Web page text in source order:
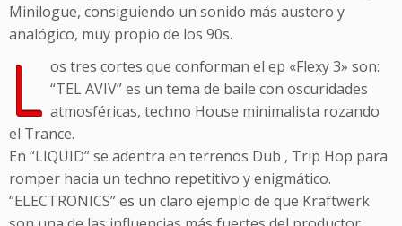
Minilogue, consiguiendo un sonido más austero y
analógico, muy propio de los 90s.
L os tres cortes que conforman el ep «Flexy 3» son:
“TEL AVIV” es un tema de baile con oscuridades
atmosféricas, techno House minimalista rozando
el Trance.
En “LIQUID” se adentra en terrenos Dub , Trip Hop para
romper hacia un techno repetitivo y enigmático.
“ELECTRONICS” es un claro ejemplo de que Kraftwerk